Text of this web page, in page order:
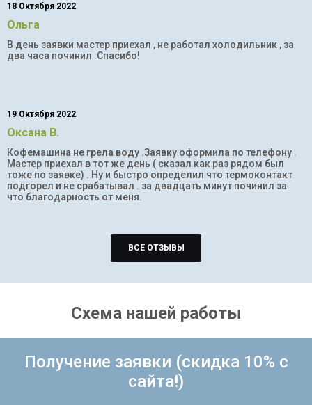
18 Октября 2022
Ольга
В день заявки мастер приехал , не работал холодильник , за
два часа починил .Спасибо!
19 Октября 2022
Оксана В.
Кофемашина не грела воду .Заявку оформила по телефону .
Мастер приехал в тот же день ( сказал как раз рядом был
тоже по заявке) . Ну и быстро определил что термоконтакт
подгорел и не срабатывал . за двадцать минут починил за
что благодарность от меня.
ВСЕ ОТЗЫВЫ
Схема нашей работы
Получение заявки (скидка 10% с
сайта!)